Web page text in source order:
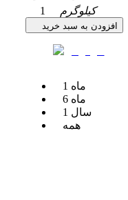
1
کیلوگرم
افزودن به سبد خرید
1 ماه
6 ماه
1 سال
همه